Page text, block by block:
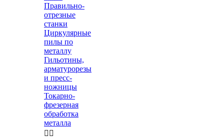
Правильно-
отрезные
станки
Циркулярные
пилы по
металлу
Гильотины,
арматурорезы
и пресс-
ножницы
Токарно-
фрезерная
обработка
металла
 